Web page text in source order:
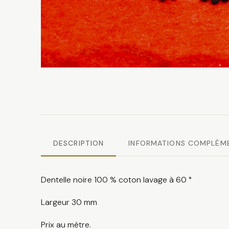
DESCRIPTION INFORMATIONS
Dentelle noire 100 % coton lavage à 60 °
Largeur 30 mm
Prix au mètre.